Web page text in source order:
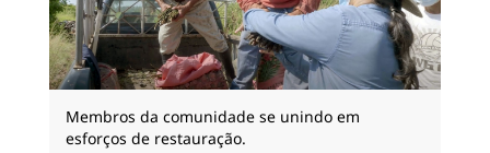
Membros da comunidade se unindo em
esforços de restauração.